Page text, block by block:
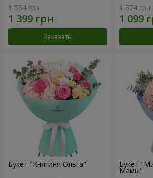
1 554 грн
Заказать
1 374 грн
Букет "Княгиня Ольга" Букет
Мамы"